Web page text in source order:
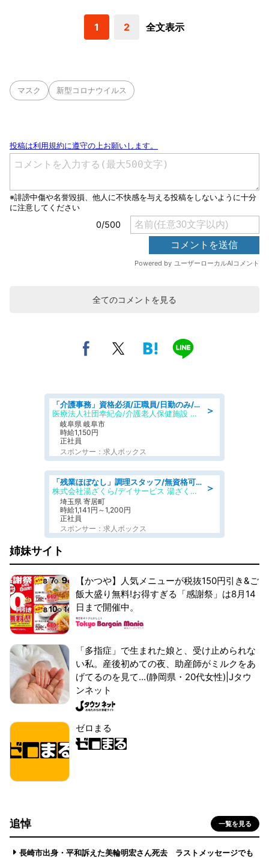
1 2 全文表示
マスク 新型コロナウイルス
全てのコメントを見る
＞
「介護事務」資格必須/正職員/日勤のみ/介護老人保健施設
医療法人社団幸紀会/介護老人保健施設 グリーンビラ安江
岐阜県 岐阜市
時給1,150円
正社員
スポンサー：求人ボックス
＞
「残業ほぼなし」調理スタッフ/無資格可/正職員/日勤のみ/デイサービス/社会保障完備
株式会社湯ざくら/デイサービス 湯ざくらケアリゾート
埼玉県 寄居町
時給1,141円～1,200円
正社員
スポンサー：求人ボックス
姉妹サイト
【かつや】人気メニューが税抜150円引き&ご
飯大盛り無料!お得すぎる「感謝祭」は8月14
日まで開催中。
「多指症」で生まれた娘と、受け止められな
い私。産後初めての夜、助産師がミルクをあ
げてるのを見て...(静岡県・20代女性)|Jタウ
ンネット
ゼロまる
追悼 一覧を見る
長崎市出身・平和訴えた美輪明宏さん死去 ラストメッセージでも